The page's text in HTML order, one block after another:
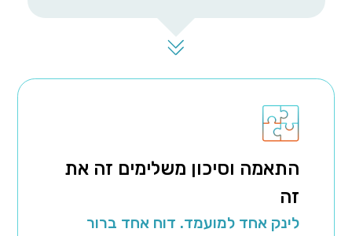
התאמה וסיכון משלימים זה את
זה
לינק אחד למועמד. דוח אחד ברור